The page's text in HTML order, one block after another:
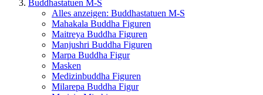
Buddhastatuen M-S
Alles anzeigen: Buddhastatuen M-S
Mahakala Buddha Figuren
Maitreya Buddha Figuren
Manjushri Buddha Figuren
Marpa Buddha Figur
Masken
Medizinbuddha Figuren
Milarepa Buddha Figur